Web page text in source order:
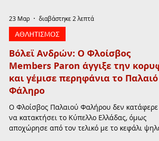
23 Μαρ διαβάστηκε 2 λεπτά
ΑΘΛΗΤΙΣΜΟΣ
Βόλεϊ Ανδρών: Ο Φλοίσβος
Members Paron άγγιξε την
και γέμισε περηφάνια το Παλαιό
Φάληρο
Ο Φλοίσβος Παλαιού Φαλήρου δεν κατάφερε
να κατακτήσει το Κύπελλο Ελλάδας, όμως